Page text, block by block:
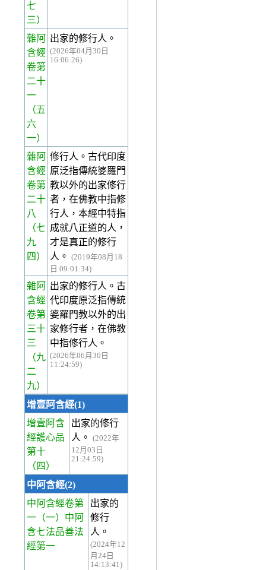
七
三）
雜阿
含經
卷第
二十
一
（五
六
一）
出家的修行人。
(2026年04月30日
16:06:26)
雜阿
含經
卷第
二十
八
（七
九
四）
修行人。古代印度
原泛指傳統婆羅門
教以外的出家修行
者，在佛教中指修
行人，本經中特指
成就八正道的人，
才是真正的修行
人。
(2019年08月18
日 09:01:34)
雜阿
含經
卷第
三十
三
（九
二
九）
出家的修行人。古
代印度原泛指傳統
婆羅門教以外的出
家修行者，在佛教
中指修行人。
(2026年06月30日
11:24:59)
增壹阿含經(1)
增壹阿含
經護心品
第十
（四）
出家的修行
人。
(2022年
12月03日
21:24:59)
中阿含經(2)
中阿含經卷第
一 （一）中阿
含七法品善法
經第一
出家的
修行
人。
(2024年12
月24日
14:13:41)